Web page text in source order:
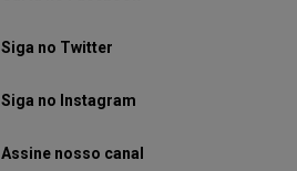
Siga no Twitter
Siga no Instagram
Assine nosso canal